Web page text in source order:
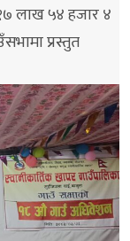
लाख ५४ हजार ४
प्रस्तुत